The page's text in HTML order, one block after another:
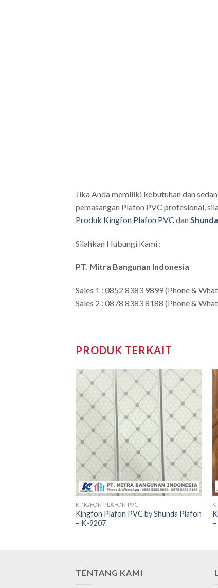
Jika Anda memiliki kebutuhan dan
pemasangan Plafon PVC profesional,
Produk Kingfon Plafon PVC dan
Silahkan Hubungi Kami :
PT. Mitra Bangunan Indonesia
Sales 1 : 0852 8383 9899 (Phone &
Sales 2 : 0878 8383 8188 (Phone &
PRODUK TERKAIT
KINGFON PLAFON PVC
Kingfon Plafon PVC by Shunda Plafon
– K-9207
TENTANG KAMI